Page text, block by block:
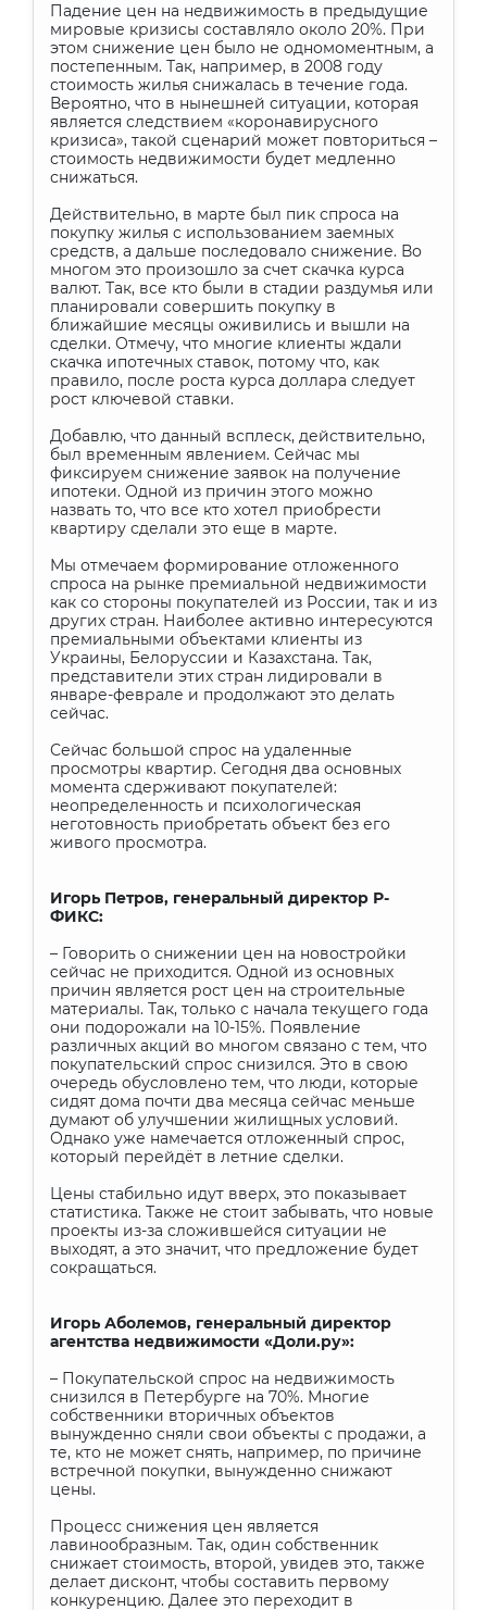
Падение цен на недвижимость в предыдущие
мировые кризисы составляло около 20%. При
этом снижение цен было не одномоментным, а
постепенным. Так, например, в 2008 году
стоимость жилья снижалась в течение года.
Вероятно, что в нынешней ситуации, которая
является следствием «коронавирусного
кризиса», такой сценарий может повториться –
стоимость недвижимости будет медленно
снижаться.
Действительно, в марте был пик спроса на
покупку жилья с использованием заемных
средств, а дальше последовало снижение. Во
многом это произошло за счет скачка курса
валют. Так, все кто были в стадии раздумья или
планировали совершить покупку в
ближайшие месяцы оживились и вышли на
сделки. Отмечу, что многие клиенты ждали
скачка ипотечных ставок, потому что, как
правило, после роста курса доллара следует
рост ключевой ставки.
Добавлю, что данный всплеск, действительно,
был временным явлением. Сейчас мы
фиксируем снижение заявок на получение
ипотеки. Одной из причин этого можно
назвать то, что все кто хотел приобрести
квартиру сделали это еще в марте.
Мы отмечаем формирование отложенного
спроса на рынке премиальной недвижимости
как со стороны покупателей из России, так и из
других стран. Наиболее активно интересуются
премиальными объектами клиенты из
Украины, Белоруссии и Казахстана. Так,
представители этих стран лидировали в
январе-феврале и продолжают это делать
сейчас.
Сейчас большой спрос на удаленные
просмотры квартир. Сегодня два основных
момента сдерживают покупателей:
неопределенность и психологическая
неготовность приобретать объект без его
живого просмотра.
Игорь Петров, генеральный директор Р-
ФИКС:
– Говорить о снижении цен на новостройки
сейчас не приходится. Одной из основных
причин является рост цен на строительные
материалы. Так, только с начала текущего года
они подорожали на 10-15%. Появление
различных акций во многом связано с тем, что
покупательский спрос снизился. Это в свою
очередь обусловлено тем, что люди, которые
сидят дома почти два месяца сейчас меньше
думают об улучшении жилищных условий.
Однако уже намечается отложенный спрос,
который перейдёт в летние сделки.
Цены стабильно идут вверх, это показывает
статистика. Также не стоит забывать, что новые
проекты из-за сложившейся ситуации не
выходят, а это значит, что предложение будет
сокращаться.
Игорь Аболемов, генеральный директор
агентства недвижимости «Доли.ру»:
– Покупательской спрос на недвижимость
снизился в Петербурге на 70%. Многие
собственники вторичных объектов
вынужденно сняли свои объекты с продажи, а
те, кто не может снять, например, по причине
встречной покупки, вынужденно снижают
цены.
Процесс снижения цен является
лавинообразным. Так, один собственник
снижает стоимость, второй, увидев это, также
делает дисконт, чтобы составить первому
конкуренцию. Далее это переходит в